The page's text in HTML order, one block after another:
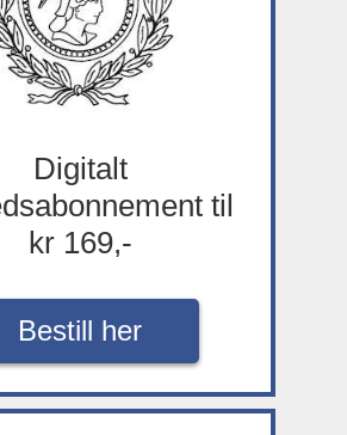
Digitalt
til
kr 169,-
Bestill her